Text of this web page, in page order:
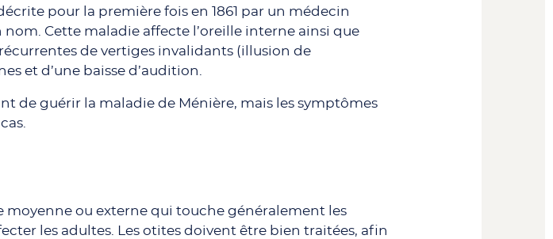
pour la première fois en 1861 par un médecin
Cette maladie affecte l’oreille interne ainsi que
de vertiges invalidants (illusion de
et d’une baisse d’audition.
de guérir la maladie de Ménière, mais les symptômes
moyenne ou externe qui touche généralement les
les adultes. Les otites doivent être bien traitées, afin